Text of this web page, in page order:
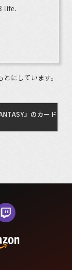
life.
にしています。
』のカード